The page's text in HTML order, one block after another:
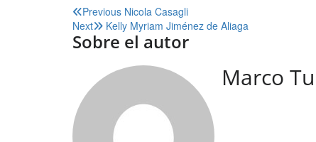
Navegación
de
entradas
Previous Nicola Casagli
Next
Kelly Myriam Jiménez de Aliaga
Sobre el autor
Marco